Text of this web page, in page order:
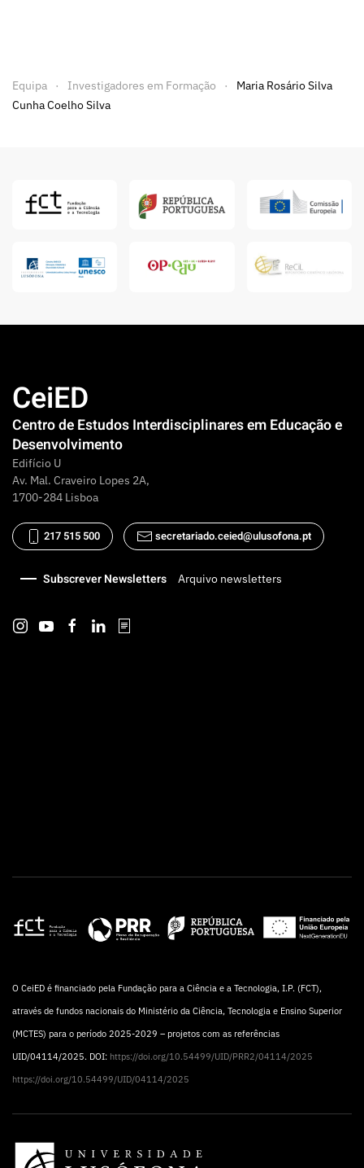
Equipa Investigadores em Formação
Maria Rosário Silva
Cunha Coelho Silva
CeiED
Centro de Estudos Interdisciplinares em Educação e
Desenvolvimento
Edifício U
Av. Mal. Craveiro Lopes 2A,
1700-284 Lisboa
217 515 500 secretariado.ceied@ulusofona.pt
Subscrever Newsletters Arquivo newsletters
O CeiED é financiado pela Fundação para a Ciência e a Tecnologia, I.P. (FCT),
através de fundos nacionais do Ministério da Ciência, Tecnologia e Ensino Superior
(MCTES) para o período 2025-2029 – projetos com as referências
UID/04114/2025. DOI: https://doi.org/10.54499/UID/PRR2/04114/2025
https://doi.org/10.54499/UID/04114/2025